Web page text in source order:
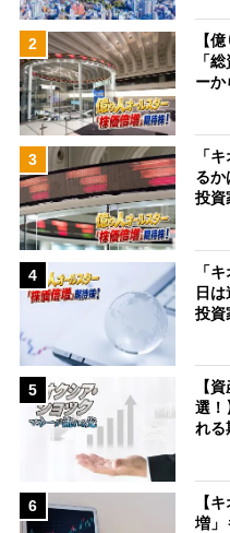
2
【
「
ー
3
「
るか
投
4
「
日
投
5
【
選！
れ
6
【
増」